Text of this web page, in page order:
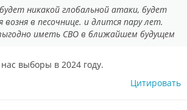
никакой глобальной атаки, будет
возня в песочнице. и длится пару лет.
иметь СВО в ближайшем будущем
выборы в 2024 году.
Цитировать